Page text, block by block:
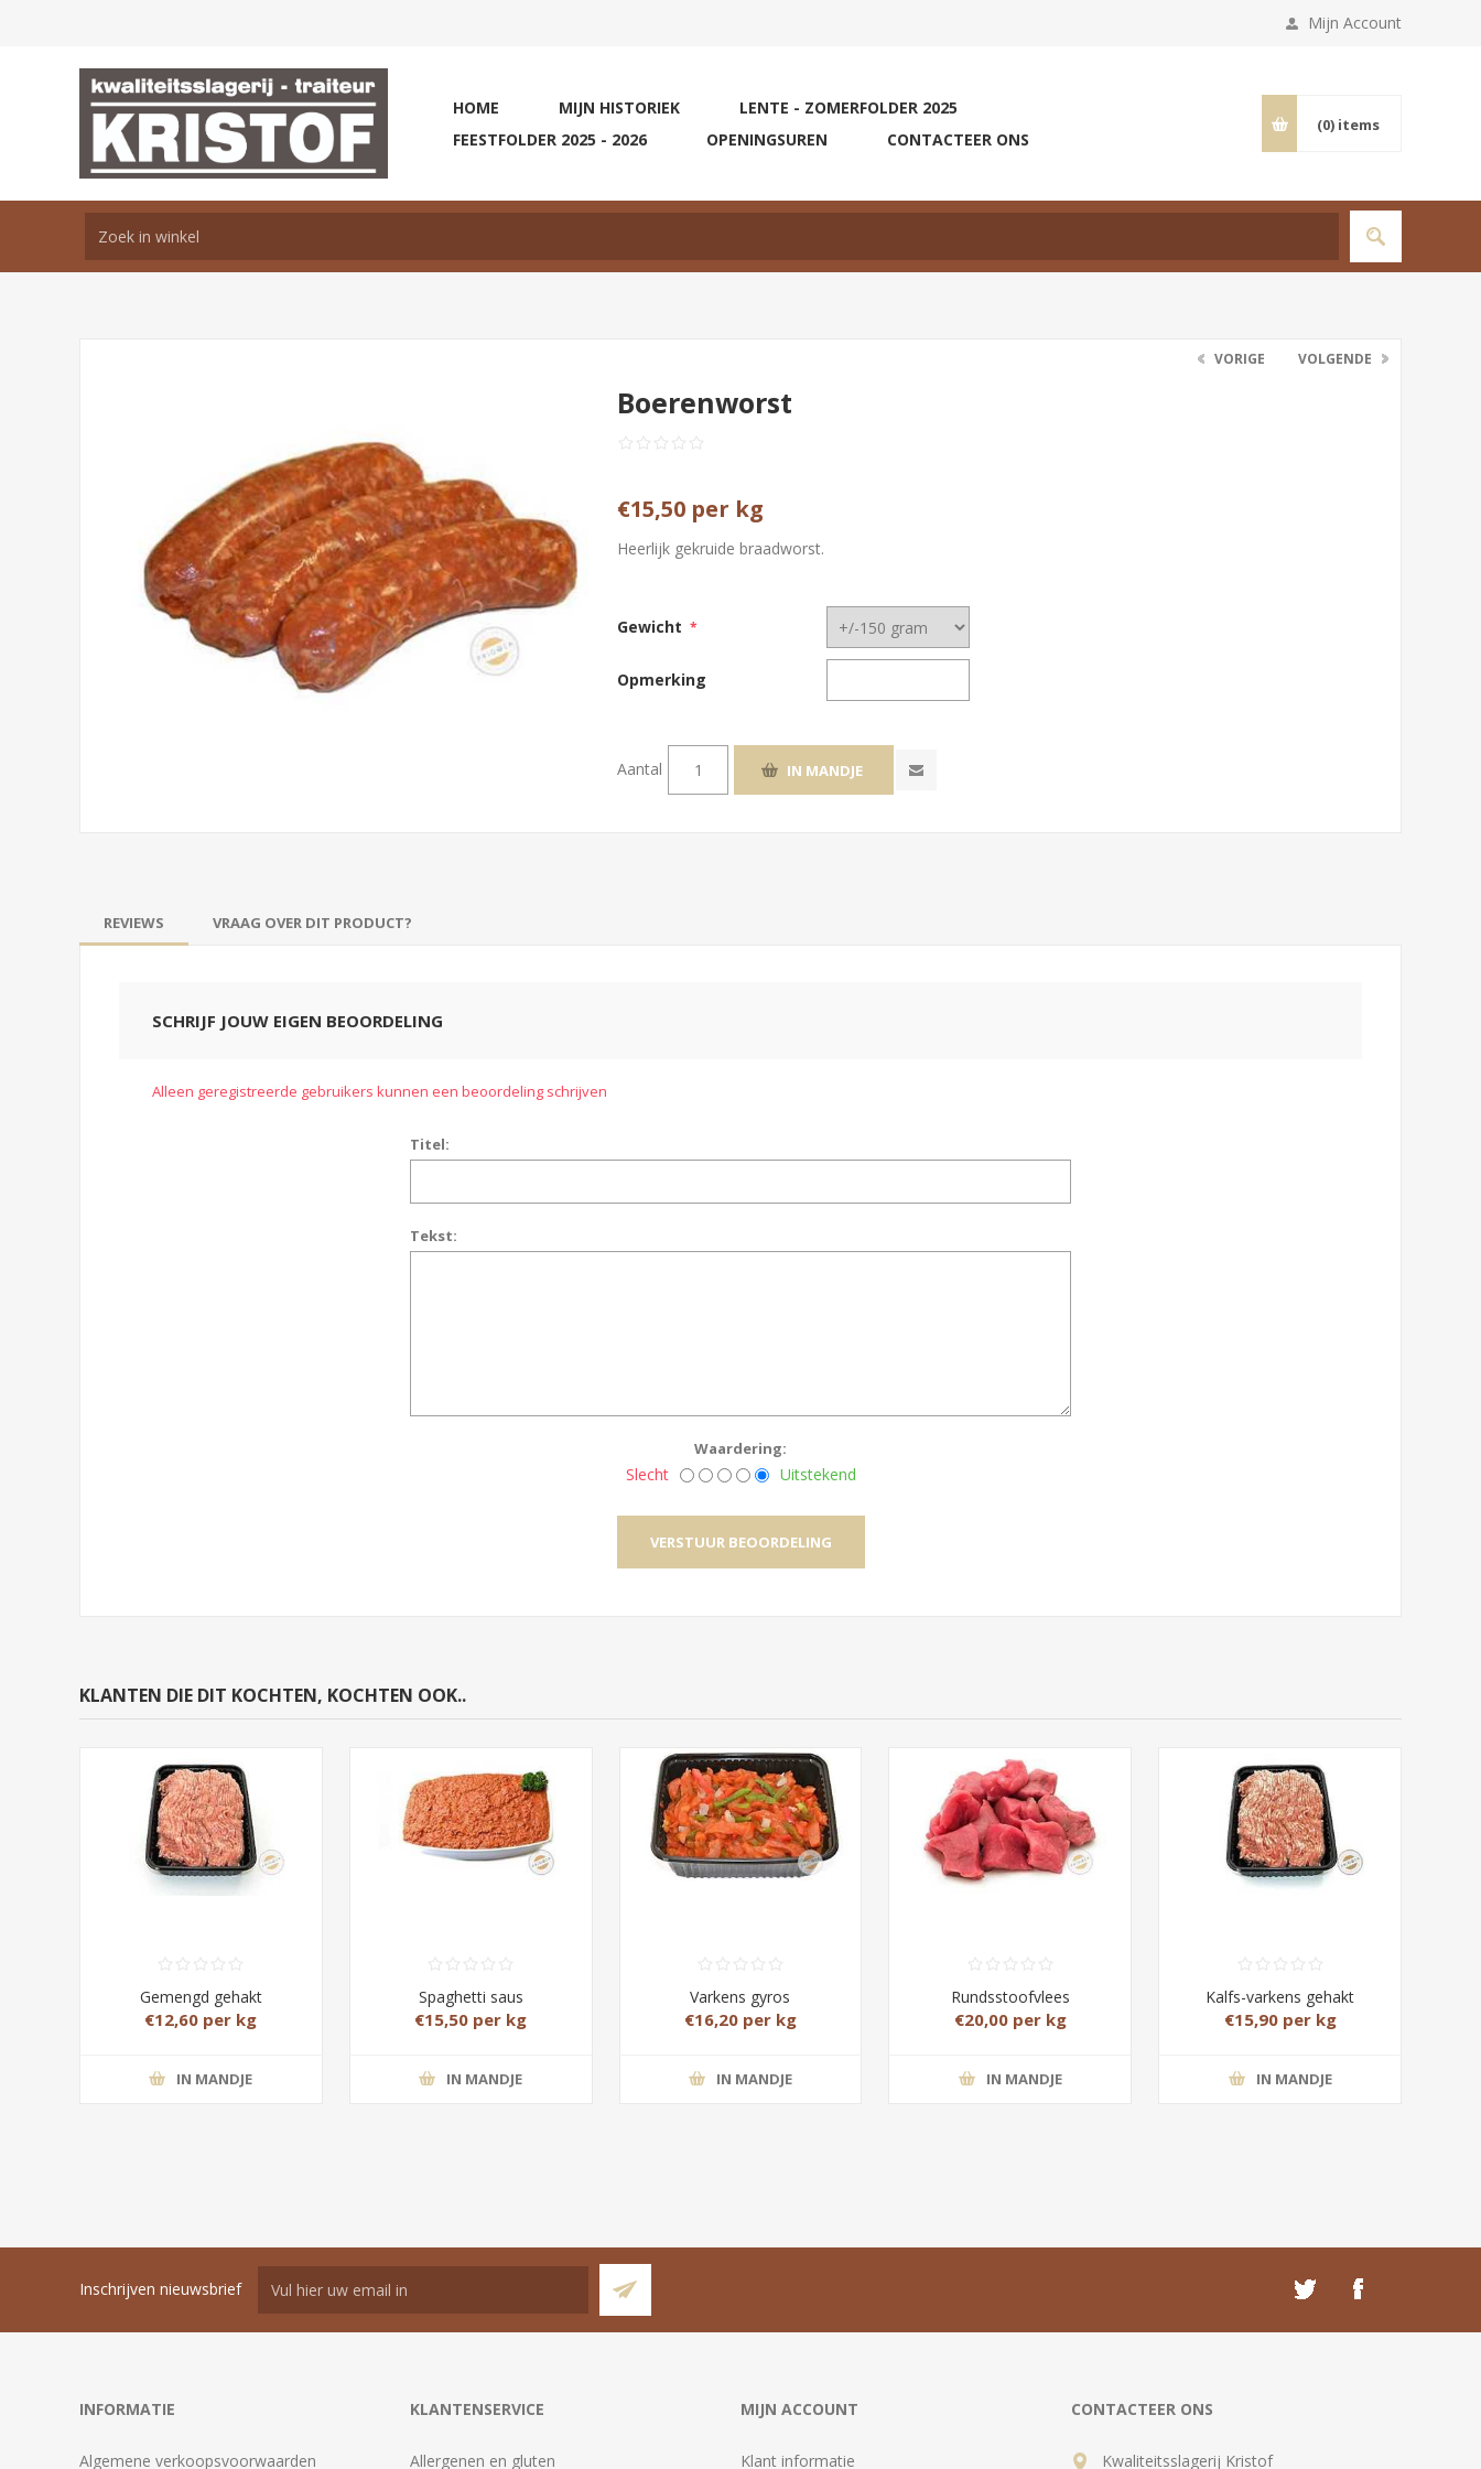
Mijn Account
HOME MIJN HISTORIEK
LENTE - ZOMERFOLDER 2025
FEESTFOLDER 2025 - 2026
OPENINGSUREN CONTACTEER ONS
(0) items
VORIGE VOLGENDE
Boerenworst
€15,50 per kg
Heerlijk gekruide braadworst.
Gewicht *
Opmerking
Aantal
REVIEWS VRAAG OVER DIT PRODUCT?
SCHRIJF JOUW EIGEN BEOORDELING
Alleen geregistreerde gebruikers kunnen een beoordeling schrijven
Titel:
Tekst:
Waardering:
Slecht Uitstekend
KLANTEN DIE DIT KOCHTEN, KOCHTEN OOK..
Gemengd gehakt
€12,60 per kg
IN MANDJE
Spaghetti saus
€15,50 per kg
IN MANDJE
Varkens gyros
€16,20 per kg
IN MANDJE
Rundsstoofvlees
€20,00 per kg
IN MANDJE
Kalfs-varkens gehakt
€15,90 per kg
IN MANDJE
Inschrijven nieuwsbrief
INFORMATIE
Algemene verkoopsvoorwaarden
KLANTENSERVICE
Allergenen en gluten
MIJN ACCOUNT
Klant informatie
CONTACTEER ONS
Kwaliteitsslagerij Kristof